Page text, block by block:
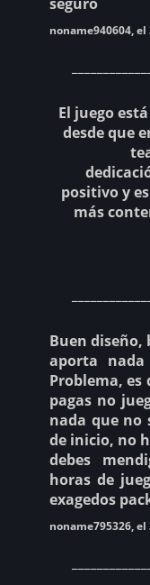
noname940604,
El juego
desde que
positivo y
más
Buen
aporta
Problema,
pagas no
nada que no
de inicio, no
debes
horas de
exagedos
noname795326,